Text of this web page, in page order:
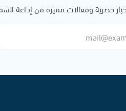
حصرية ومقالات مميزة من إذاعة